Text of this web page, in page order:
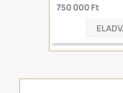
750 000 Ft